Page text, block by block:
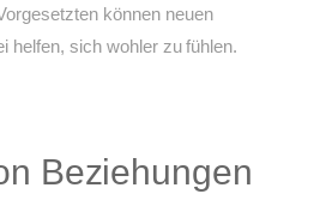
können neuen
helfen, sich wohler zu fühlen.
Beziehungen